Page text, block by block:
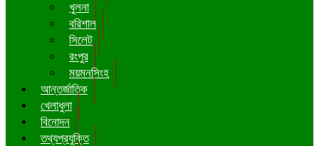
খুলনা
বরিশাল
সিলেট
রংপুর
ময়মনসিংহ
আন্তর্জাতিক
খেলাধুলা
বিনোদন
তথ্যপ্রযুক্তি